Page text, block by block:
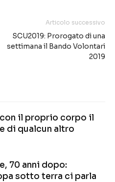
Articolo successivo
SCU2019: Prorogato di una
settimana il Bando Volontari
2019
il proprio corpo il
di qualcun altro
70 anni dopo:
sotto terra ci parla